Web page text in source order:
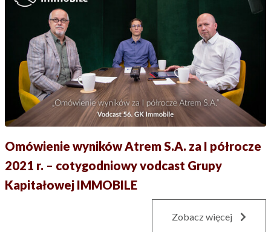
Omówienie wyników Atrem S.A. za I półrocze
2021 r. – cotygodniowy vodcast Grupy
Kapitałowej IMMOBILE
Zobacz więcej